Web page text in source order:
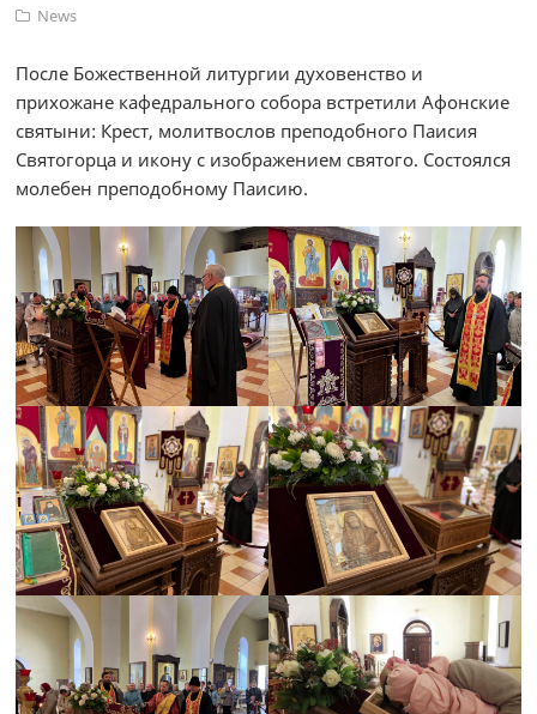
News
После Божественной литургии духовенство и
прихожане кафедрального собора встретили Афонские
святыни: Крест, молитвослов преподобного Паисия
Святогорца и икону с изображением святого. Состоялся
молебен преподобному Паисию.